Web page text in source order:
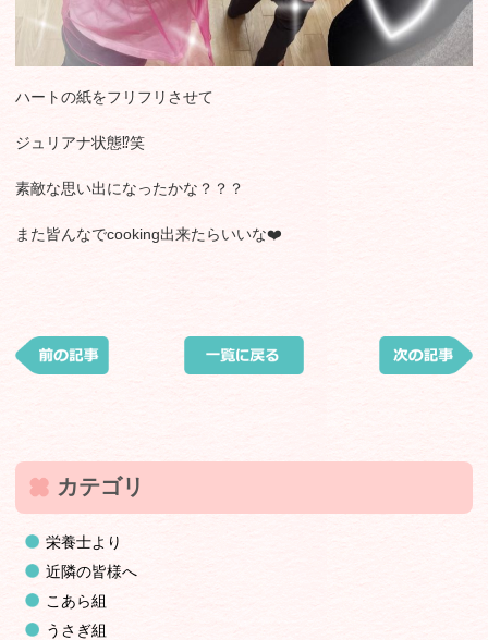
ハートの紙をフリフリさせて
ジュリアナ状態⁉️笑
素敵な思い出になったかな？？？
また皆んなでcooking出来たらいいな❤️
カテゴリ
栄養士より
近隣の皆様へ
こあら組
うさぎ組